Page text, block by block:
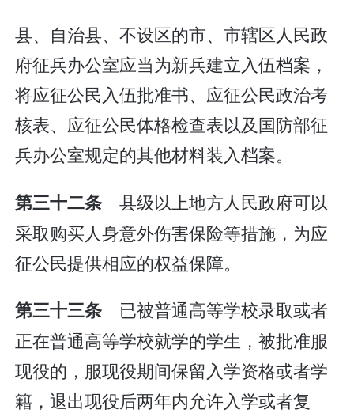
县、自治县、不设区的市、市辖区人民政
府征兵办公室应当为新兵建立入伍档案，
将应征公民入伍批准书、应征公民政治考
核表、应征公民体格检查表以及国防部征
兵办公室规定的其他材料装入档案。
第三十二条 县级以上地方人民政府可以
采取购买人身意外伤害保险等措施，为应
征公民提供相应的权益保障。
第三十三条 已被普通高等学校录取或者
正在普通高等学校就学的学生，被批准服
现役的，服现役期间保留入学资格或者学
籍，退出现役后两年内允许入学或者复